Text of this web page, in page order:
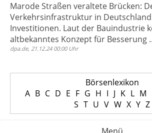
Marode Straßen veraltete Brücken:
Verkehrsinfrastruktur in
Investitionen. Laut der Bauindustrie
altbekanntes Konzept für Besserung
dpa.de, 21.12.24 00:00 Uhr
Börsenlexikon
A B C D E F G H I J K L M
S T U V W X Y Z